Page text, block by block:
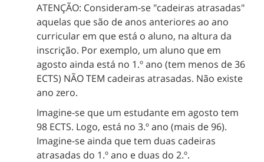
ATENÇÃO: Consideram-se "cadeiras atrasadas"
aquelas que são de anos anteriores ao ano
curricular em que está o aluno, na altura da
inscrição. Por exemplo, um aluno que em
agosto ainda está no 1.º ano (tem menos de 36
ECTS) NÃO TEM cadeiras atrasadas. Não existe
ano zero.
Imagine-se que um estudante em agosto tem
98 ECTS. Logo, está no 3.º ano (mais de 96).
Imagine-se ainda que tem duas cadeiras
atrasadas do 1.º ano e duas do 2.º.